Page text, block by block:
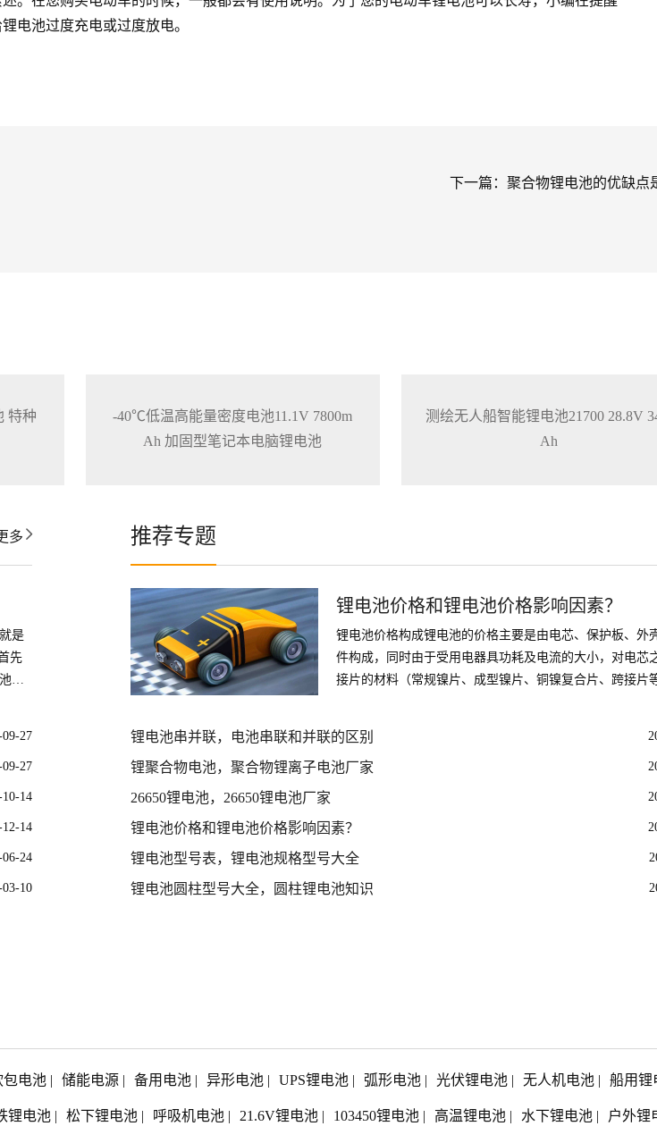
电池过度充电或过度放电。
下一篇： 聚合物锂电池的优缺点
特种
-40℃低温高能量密度电池11.1V 7800m
Ah 加固型笔记本电脑锂电池
测绘无人船智能锂电池21700 28.8V
Ah
多
是
先
无
09-27
09-27
10-14
12-14
06-24
03-10
推荐专题
锂电池价格和锂电池价格影响因素？
锂电池价格构成锂电池的价格主要是由电芯、保护板、外
件构成，同时由于受用电器具功耗及电流的大小，对电芯
接片的材料（常规镍片、成型镍片、铜镍复合片、跨接片
锂电池串并联，电池串联和并联的区别
锂聚合物电池，聚合物锂离子电池厂家
26650锂电池，26650锂电池厂家
锂电池价格和锂电池价格影响因素？
锂电池型号表，锂电池规格型号大全
锂电池圆柱型号大全，圆柱锂电池知识
包电池 | 储能电源 | 备用电池 | 异形电池 | UPS锂电池 | 弧形电池 | 光伏锂电池 | 无人机电池 | 船用
锂电池 | 松下锂电池 | 呼吸机电池 | 21.6V锂电池 | 103450锂电池 | 高温锂电池 | 水下锂电池 | 户外锂